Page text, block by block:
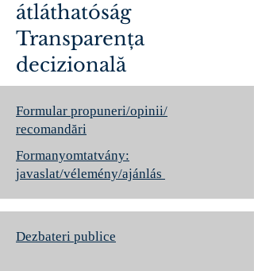
átláthatóság
Transparența
decizională
Formular propuneri/opinii/
recomandări
Formanyomtatvány:
javaslat/vélemény/ajánlás
Dezbateri publice